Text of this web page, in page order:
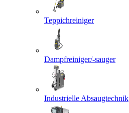
Teppichreiniger
Dampfreiniger/-sauger
Industrielle Absaugtechnik